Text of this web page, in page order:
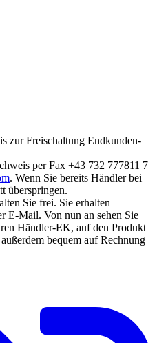
zur Freischaltung Endkunden-
per Fax +43 732 777811 7
. Wenn Sie bereits Händler bei
überspringen.
Sie frei. Sie erhalten
E-Mail. Von nun an sehen Sie
Händler-EK, auf den Produkt
bequem auf Rechnung